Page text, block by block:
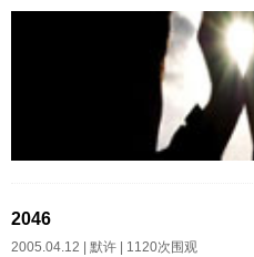
2046​
2005.04.12 | 默许 | 1120次围观